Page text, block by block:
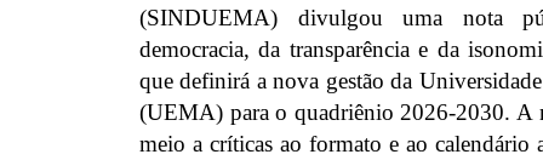
(SINDUEMA) divulgou uma nota
democracia, da transparência e da
que definirá a nova gestão da
(UEMA) para o quadriênio 2026-2030. A
meio a críticas ao formato e ao calendário